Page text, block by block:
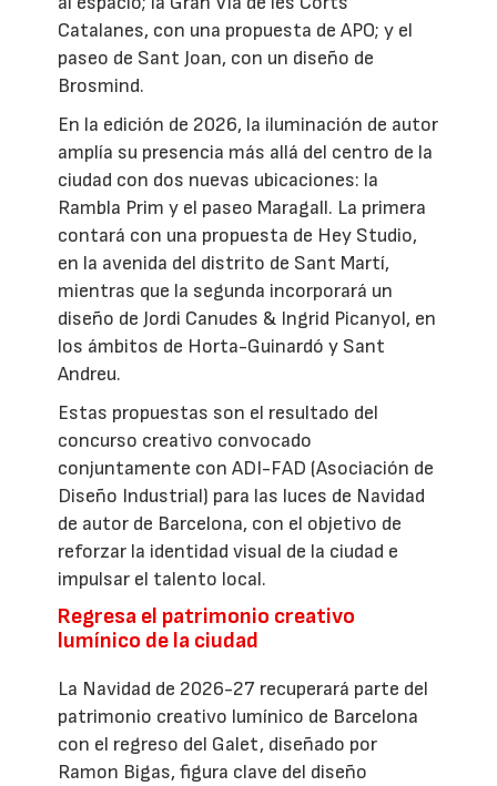
Catalanes, con una propuesta de APO; y el
paseo de Sant Joan, con un diseño de
Brosmind.
En la edición de 2026, la iluminación de autor
amplía su presencia más allá del centro de la
ciudad con dos nuevas ubicaciones: la
Rambla Prim y el paseo Maragall. La primera
contará con una propuesta de Hey Studio,
en la avenida del distrito de Sant Martí,
mientras que la segunda incorporará un
diseño de Jordi Canudes & Ingrid Picanyol, en
los ámbitos de Horta-Guinardó y Sant
Andreu.
Estas propuestas son el resultado del
concurso creativo convocado
conjuntamente con ADI-FAD (Asociación de
Diseño Industrial) para las luces de Navidad
de autor de Barcelona, con el objetivo de
reforzar la identidad visual de la ciudad e
impulsar el talento local.
Regresa el patrimonio creativo
lumínico de la ciudad
La Navidad de 2026-27 recuperará parte del
patrimonio creativo lumínico de Barcelona
con el regreso del Galet, diseñado por
Ramon Bigas, figura clave del diseño